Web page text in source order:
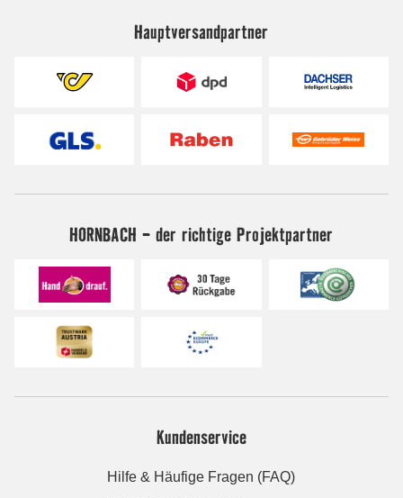
Hauptversandpartner
HORNBACH - der richtige Projektpartner
Kundenservice
Hilfe & Häufige Fragen (FAQ)